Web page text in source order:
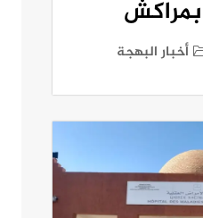
بمراكش
أخبار البهجة